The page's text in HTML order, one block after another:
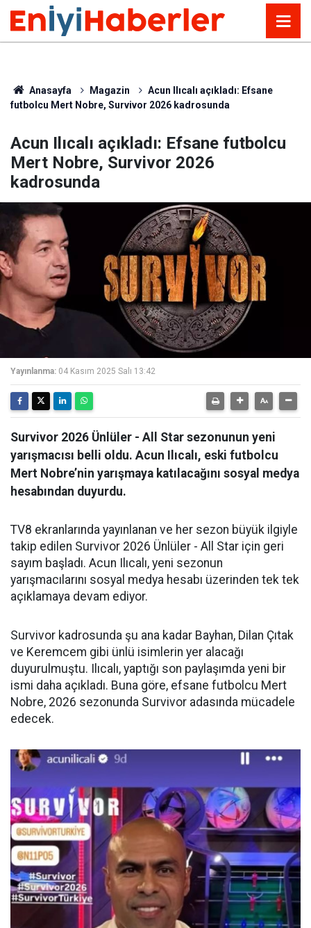
Anasayfa Magazin
Acun Ilıcalı açıkladı: Efsane
futbolcu Mert Nobre, Survivor 2026 kadrosunda
Acun Ilıcalı açıkladı: Efsane futbolcu
Mert Nobre, Survivor 2026
kadrosunda
Yayınlanma: 04 Kasım 2025 Salı 13:42
Survivor 2026 Ünlüler - All Star sezonunun yeni
yarışmacısı belli oldu. Acun Ilıcalı, eski futbolcu
Mert Nobre’nin yarışmaya katılacağını sosyal medya
hesabından duyurdu.
TV8 ekranlarında yayınlanan ve her sezon büyük ilgiyle
takip edilen Survivor 2026 Ünlüler - All Star için geri
sayım başladı. Acun Ilıcalı, yeni sezonun
yarışmacılarını sosyal medya hesabı üzerinden tek tek
açıklamaya devam ediyor.
Survivor kadrosunda şu ana kadar Bayhan, Dilan Çıtak
ve Keremcem gibi ünlü isimlerin yer alacağı
duyurulmuştu. Ilıcalı, yaptığı son paylaşımda yeni bir
ismi daha açıkladı. Buna göre, efsane futbolcu Mert
Nobre, 2026 sezonunda Survivor adasında mücadele
edecek.